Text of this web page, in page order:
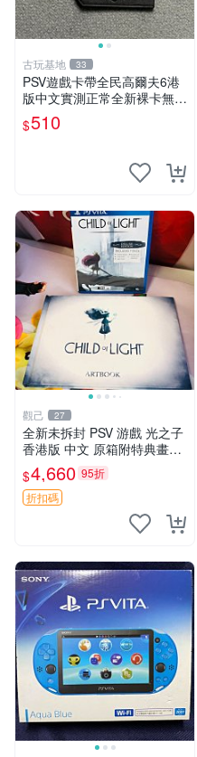
古玩基地 33
PSV遊戲卡帶全民高爾夫6港
版中文實測正常全新裸卡無保
售不退換單次購兩張以上再享
優惠 全民高爾夫6 PSV 港版
$510
觀己 27
全新未拆封 PSV 游戲 光之子
香港版 中文 原箱附特典畫冊
輝耀上市嚴選商品 光之子 港
版 PSV 特典畫冊
$4,660 95折
折扣碼